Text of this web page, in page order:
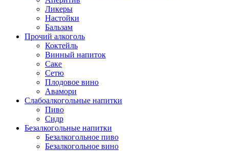
Ликеры
Настойки
Бальзам
Прочий алкоголь
Коктейль
Винный напиток
Саке
Сетю
Плодовое вино
Авамори
Слабоалкогольные напитки
Пиво
Сидр
Безалкогольные напитки
Безалкогольное пиво
Безалкогольное вино